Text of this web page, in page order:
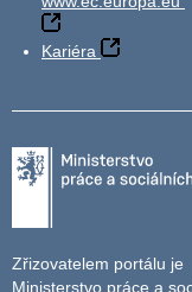
Kariéra
Zřizovatelem portálu je
Ministerstvo práce a